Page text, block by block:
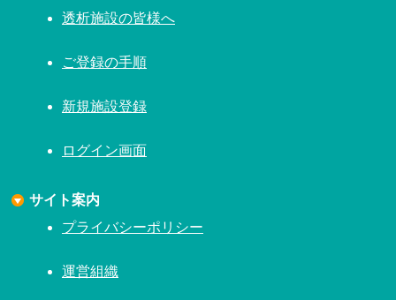
透析施設の皆様へ
ご登録の手順
新規施設登録
ログイン画面
サイト案内
プライバシーポリシー
運営組織